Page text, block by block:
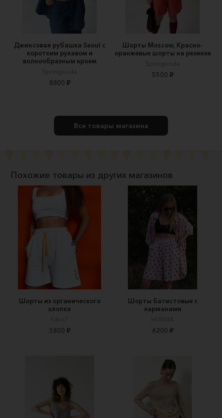
Джинсовая рубашка Seoul с
коротким рукавом и
волнообразным кроем
Springsoda
8800 ₽
Шорты Moscow, Красно-
оранжевые шорты на резинке
Springsoda
5500 ₽
Все товары магазина
Похожие товары из других магазинов
Шорты из органического
хлопка
Kibo7
3800 ₽
Шорты батистовые с
карманами
HURMA
6200 ₽